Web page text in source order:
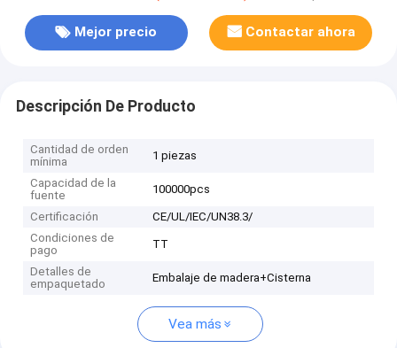
Mejor precio Contactar ahora
Descripción De Producto
Cantidad de orden
mínima
1 piezas
Capacidad de la
fuente
100000pcs
Certificación
CE/UL/IEC/UN38.3/
Condiciones de
pago
TT
Detalles de
empaquetado
Embalaje de madera+Cisterna
Vea más